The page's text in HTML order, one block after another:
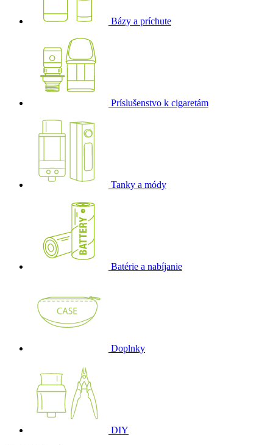
Bázy a príchute
Príslušenstvo k cigaretám
Tanky a módy
Batérie a nabíjanie
Doplnky
DIY